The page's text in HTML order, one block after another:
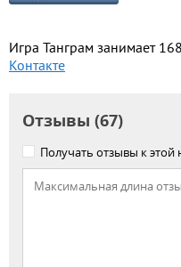
Игра Танграм занимает
Контакте
Отзывы (67)
Получать отзывы к этой